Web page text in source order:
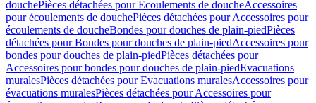
douchePièces détachées pour Ecoulements de doucheAccessoires
pour écoulements de douchePièces détachées pour Accessoires pour
écoulements de doucheBondes pour douches de plain-piedPièces
détachées pour Bondes pour douches de plain-piedAccessoires pour
bondes pour douches de plain-piedPièces détachées pour
Accessoires pour bondes pour douches de plain-piedEvacuations
muralesPièces détachées pour Evacuations muralesAccessoires pour
évacuations muralesPièces détachées pour Accessoires pour